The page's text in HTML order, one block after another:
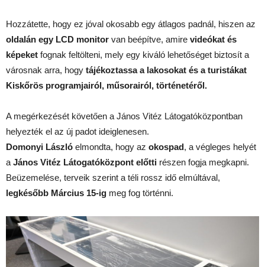
Hozzátette, hogy ez jóval okosabb egy átlagos padnál, hiszen az
oldalán egy LCD monitor van beépítve, amire videókat és
képeket fognak feltölteni, mely egy kiváló lehetőséget biztosít a
városnak arra, hogy tájékoztassa a lakosokat és a turistákat
Kiskőrös programjairól, műsorairól, történetéről.
A megérkezését követően a János Vitéz Látogatóközpontban
helyezték el az új padot ideiglenesen.
Domonyi László elmondta, hogy az okospad, a végleges helyét
a János Vitéz Látogatóközpont előtti részen fogja megkapni.
Beüzemelése, terveik szerint a téli rossz idő elmúltával,
legkésőbb Március 15-ig meg fog történni.